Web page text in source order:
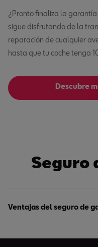
¿Pronto finaliza la
sigue disfrutando de la
reparación de cualquier
hasta que tu coche tenga
Descubre
Seguro
Ventajas del seguro de